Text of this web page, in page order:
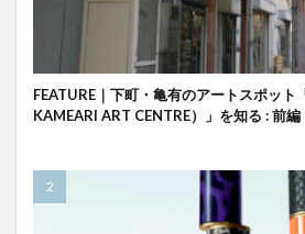
FEATURE｜下町・亀有のアートスポット
KAMEARI ART CENTRE）」を知る : 前編